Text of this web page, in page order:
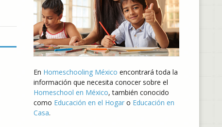
En Homeschooling México encontrará toda la
información que necesita conocer sobre el
Homeschool en México, también conocido
como Educación en el Hogar o Educación en
Casa.